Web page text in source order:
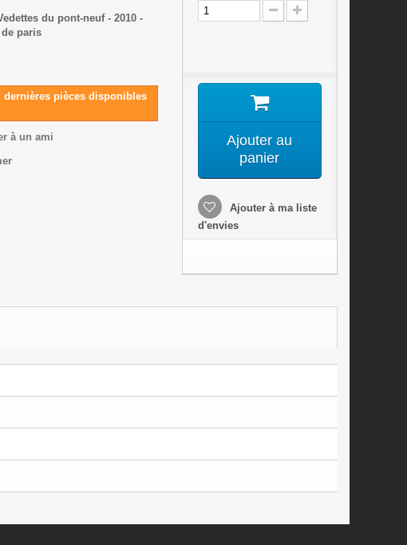
du pont-neuf - 2010 -
paris
dernières pièces disponibles
à un ami
Ajouter au
panier
Ajouter à ma liste
d'envies